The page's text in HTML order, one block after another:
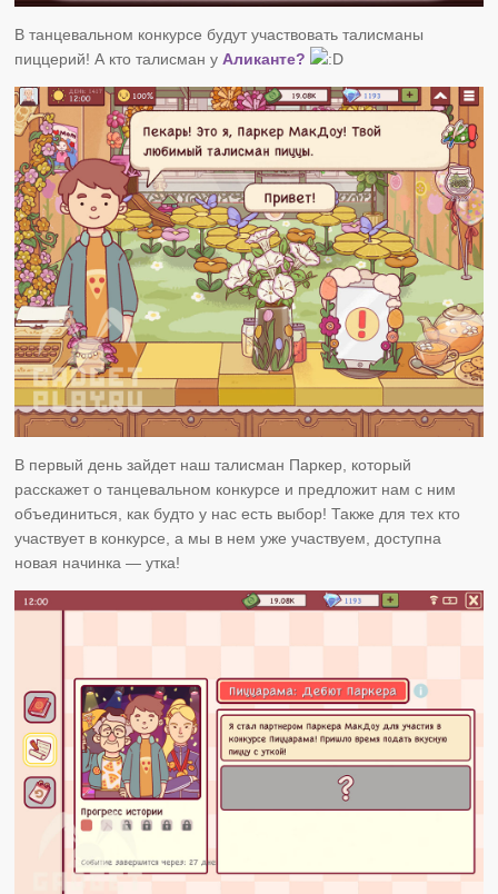
В танцевальном конкурсе будут участвовать талисманы
пиццерий! А кто талисман у Аликанте?
В первый день зайдет наш талисман Паркер, который
расскажет о танцевальном конкурсе и предложит нам с ним
объединиться, как будто у нас есть выбор! Также для тех кто
участвует в конкурсе, а мы в нем уже участвуем, доступна
новая начинка — утка!